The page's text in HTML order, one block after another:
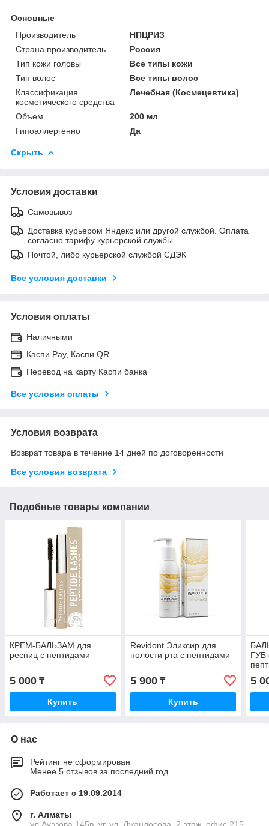
Основные
Производитель
НПЦРИЗ
Страна производитель
Россия
Тип кожи головы
Все типы кожи
Тип волос
Все типы волос
Классификация
косметического средства
Лечебная (Космецевтика)
Объем
200 мл
Гипоаллергенно
Да
Скрыть
Условия доставки
Самовывоз
Доставка курьером Яндекс или другой службой. Оплата
согласно тарифу курьерской службы
Почтой, либо курьерской службой СДЭК
Все условия доставки
Условия оплаты
Наличными
Каспи Pay, Каспи QR
Перевод на карту Каспи банка
Все условия оплаты
Условия возврата
Возврат товара в течение 14 дней по договоренности
Все условия возврата
Подобные товары компании
КРЕМ-БАЛЬЗАМ для
ресниц с пептидами
5 000 ₸
Купить
Revidont Эликсир для
полости рта с пептидами
5 900₸
Купить
ГУБ
5
О нас
Рейтинг не сформирован
Менее 5 отзывов за последний год
Работает с 19.09.2014
г. Алматы